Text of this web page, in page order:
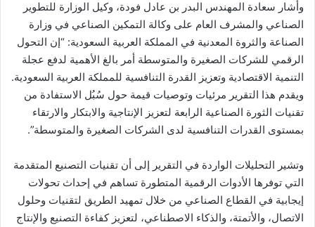
وأشار سعادة المهندس البدر بن عادل فودة، وكيل الوزارة للتطوير
الصناعي والمشرف العام على وكالة التمكين الصناعي في وزارة
الصناعة والثروة المعدنية في المملكة العربية السعودية: “إن التحول
الرقمي للشركات الصغيرة والمتوسطة أمر بالغ الأهمية لدفع عجلة
التنمية الاقتصادية وتعزيز القدرة التنافسية للمملكة العربية السعودية.
ويقدم هذا التقرير مرئيات وتوصيات قيمة حول سُبُل الاستفادة من
تقنيات الثورة الصناعية الرابعة لتعزيز الإنتاجية والابتكار والارتقاء
بمستوى القدرات التنافسية لدى الشركات الصغيرة والمتوسطة”.
وتشير التحليلات الواردة في التقرير إلى أن تقنيات التصنيع المتقدمة
التي توفرها الأدوات الرقمية المتطورة تساهم في إحداث تحولات
إيجابية في القطاع الصناعي من خلال تمهيد الطريق لتقنيات وحلول
الاتصال، والأتمتة، والذكاء الاصطناعي، لتعزيز كفاءة التصنيع والإنتاج